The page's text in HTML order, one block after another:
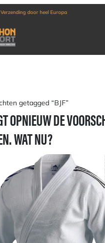
heel Europa
getagged “BJF”
OPNIEUW DE
WAT NU?